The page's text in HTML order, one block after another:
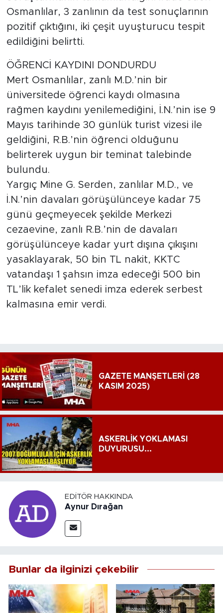
Osmanlılar, 3 zanlının da test sonuçlarının
pozitif çıktığını, iki çeşit uyuşturucu tespit
edildiğini belirtti.
ÖĞRENCİ KAYDINI DONDURDU
Mert Osmanlılar, zanlı M.D.’nin bir
üniversitede öğrenci kaydı olmasına
rağmen kaydını yenilemediğini, İ.N.’nin ise 9
Mayıs tarihinde 30 günlük turist vizesi ile
geldiğini, R.B.’nin öğrenci olduğunu
belirterek uygun bir teminat talebinde
bulundu.
Yargıç Mine G. Serden, zanlılar M.D., ve
İ.N.’nin davaları görüşülünceye kadar 75
günü geçmeyecek şekilde Merkezi
cezaevine, zanlı R.B.’nin de davaları
görüşülünceye kadar yurt dışına çıkışını
yasaklayarak, 50 bin TL nakit, KKTC
vatandaşı 1 şahsın imza edeceği 500 bin
TL’lik kefalet senedi imza ederek serbest
kalmasına emir verdi.
GAZETE MANŞETLERİ (28
KASIM 2025)
ASKERLİK YOKLAMASI
DUYURUSU...
EDITÖR HAKKINDA
Aynur Dırağan
Bunlar da ilginizi çekebilir